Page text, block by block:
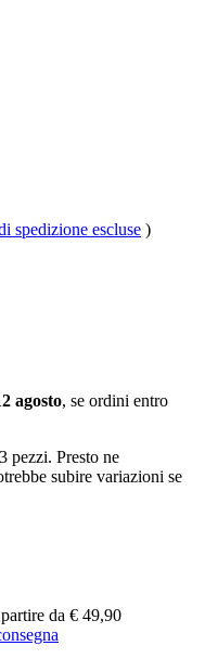
spedizione escluse )
agosto, se ordini entro
pezzi. Presto ne
subire variazioni se
da € 49,90